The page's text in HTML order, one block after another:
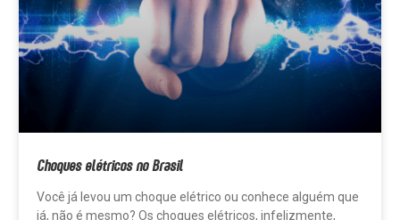
Choques elétricos no Brasil
Você já levou um choque elétrico ou conhece alguém que
já, não é mesmo? Os choques elétricos, infelizmente,